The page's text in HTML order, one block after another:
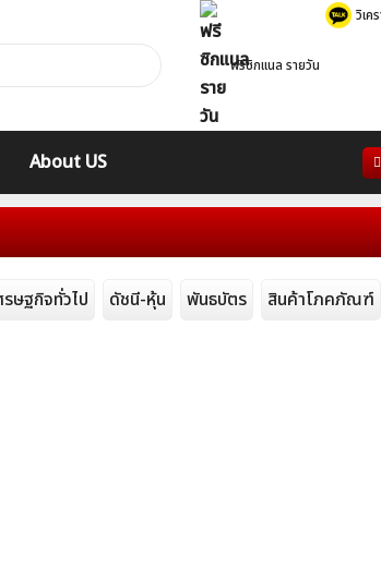
ฟรีซิกแนล รายวัน
วิเค
About US
รวมคำศัพท์
Indicators
รษฐกิจทั่วไป ดัชนี-หุ้น พันธบัตร สินค้าโภคภัณฑ์